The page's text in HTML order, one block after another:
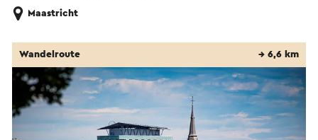
Maastricht
Wandelroute → 6,6 km